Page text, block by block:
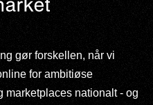
gør forskellen, når vi
for ambitiøse
marketplaces nationalt - og